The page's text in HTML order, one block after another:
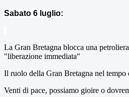
Sabato 6 luglio:
La Gran Bretagna blocca una
"liberazione immediata"
Il ruolo della Gran Bretagna nel tempo
Venti di pace, possiamo gioire o